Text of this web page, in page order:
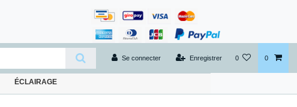
Se connecter Enregistrer 0 0
ÉCLAIRAGE